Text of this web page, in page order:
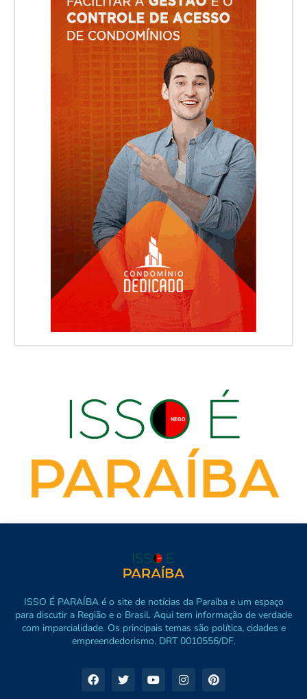
ISSO É PARAÍBA é o site de notícias da Paraíba e um espaço
para discutir a Região e o Brasil. Aqui tem informação de verdade
com imparcialidade. Os principais temas são política, cidades e
empreendedorismo. DRT 0010556/DF.